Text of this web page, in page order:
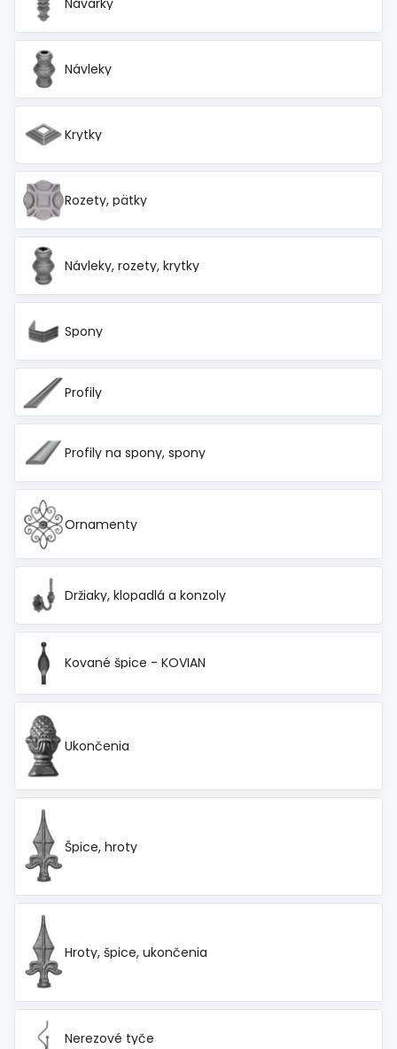
Návarky
Návleky
Krytky
Rozety, pätky
Návleky, rozety, krytky
Spony
Profily
Profily na spony, spony
Ornamenty
Držiaky, klopadlá a konzoly
Kované špice - KOVIAN
Ukončenia
Špice, hroty
Hroty, špice, ukončenia
Nerezové tyče